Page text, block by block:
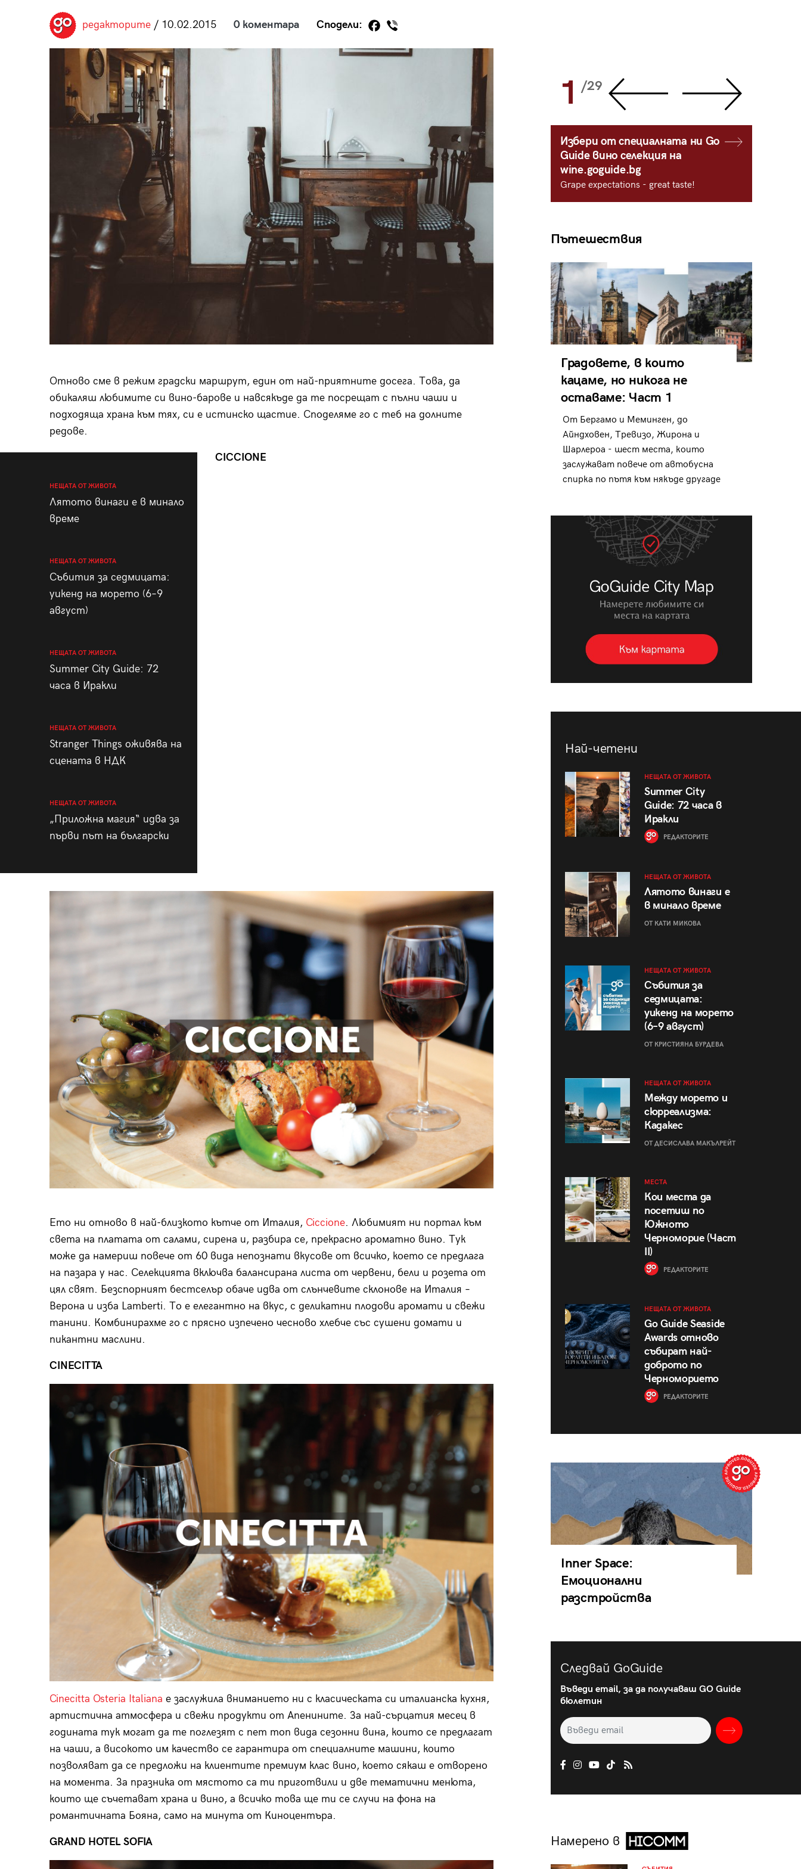
редакторите/ 10.02.2015 0 коментара Сподели:
Отново сме в режим градски маршрут, един от най-приятните досега. Това, да
обикаляш любимите си вино-барове и навсякъде да те посрещат с пълни чаши и
подходяща храна към тях, си е истинско щастие. Споделяме го с теб на долните
редове.
НЕЩАТА ОТ ЖИВОТА
Лятото винаги е в минало
време
НЕЩАТА ОТ ЖИВОТА
Събития за седмицата:
уикенд на морето (6–9
август)
НЕЩАТА ОТ ЖИВОТА
Summer City Guide: 72
часа в Иракли
НЕЩАТА ОТ ЖИВОТА
Stranger Things оживява на
сцената в НДК
НЕЩАТА ОТ ЖИВОТА
„Приложна магия“ идва за
първи път на български
CICCIONE
Ето ни отново в най-близкото кътче от Италия, Ciccione. Любимият ни портал към
света на платата от салами, сирена и, разбира се, прекрасно ароматно вино. Тук
може да намериш повече от 60 вида непознати вкусове от всичко, което се предлага
на пазара у нас. Селекцията включва балансирана листа от червени, бели и розета от
цял свят. Безспорният бестселър обаче идва от слънчевите склонове на Италия –
Верона и изба Lamberti. То е елегантно на вкус, с деликатни плодови аромати и свежи
танини. Комбинирахме го с прясно изпечено чесново хлебче със сушени домати и
пикантни маслини.
CINECITTA
Cinecitta Osteria Italianа е заслужила вниманието ни с класическата си италианска кухня,
артистична атмосфера и свежи продукти от Апенините. За най-сърцатия месец в
годината тук могат да те поглезят с пет топ вида сезонни вина, които се предлагат
на чаши, а високото им качество се гарантира от специалните машини, които
позволяват да се предложи на клиентите премиум клас вино, което сякаш е отворено
на момента. За празника от мястото са ти приготвили и две тематични менюта,
които ще съчетават храна и вино, а всичко това ще ти се случи на фона на
романтичната Бояна, само на минута от Киноцентъра.
GRAND HOTEL SOFIA
28 /29 1 /29
Избери от специалната ни Go
Guide вино селекция на
wine.goguide.bg
Grape expectations - great taste!
Пътешествия
Градовете, в които
кацаме, но никога не
оставаме: Част 1
От Бергамо и Меминген, до
Айндховен, Тревизо, Жирона и
Шарлероа - шест места, които
заслужават повече от автобусна
спирка по пътя към някъде другаде
Най-четени
НЕЩАТА ОТ ЖИВОТА
Summer City
Guide: 72 часа в
Иракли
РЕДАКТОРИТЕ
НЕЩАТА ОТ ЖИВОТА
Лятото винаги е
в минало време
ОТ КАТИ МИКОВА
НЕЩАТА ОТ ЖИВОТА
Събития за
седмицата:
уикенд на морето
(6–9 август)
ОТ КРИСТИЯНА БУРДЕВА
НЕЩАТА ОТ ЖИВОТА
Между морето и
сюрреализма:
Кадакес
ОТ ДЕСИСЛАВА МАКЪЛРЕЙТ
МЕСТА
Кои места да
посетиш по
Южното
Черноморие (Част
II)
РЕДАКТОРИТЕ
НЕЩАТА ОТ ЖИВОТА
Go Guide Seaside
Awards отново
събират най-
доброто по
Черноморието
РЕДАКТОРИТЕ
Inner Space:
Емоционални
разстройства
Следвай GoGuide
Въведи email, за да получаваш GO Guide
бюлетин
Намерено в